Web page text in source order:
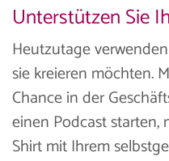
Unterstützen Sie
Heutzutage
sie kreieren möchten.
Chance in der
einen Podcast starten,
Shirt mit Ihrem